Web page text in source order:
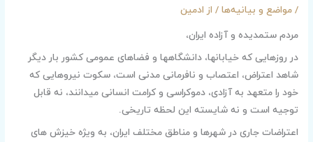
/مواضع و بیانیه‌ها / از ادمین
مردم ستمدیده و آزاده ایران،
در روزهایی که خیابانها، دانشگاهها و فضاهای عمومی کشور بار دیگر
شاهد اعتراض، اعتصاب و نافرمانی مدنی است، سکوت نیروهایی که
خود را متعهد به آزادی، دموکراسی و کرامت انسانی میدانند، نه قابل
توجیه است و نه شایسته این لحظه تاریخی.
اعتراضات جاری در شهرها و مناطق مختلف ایران، به ویژه خیزش ‌های